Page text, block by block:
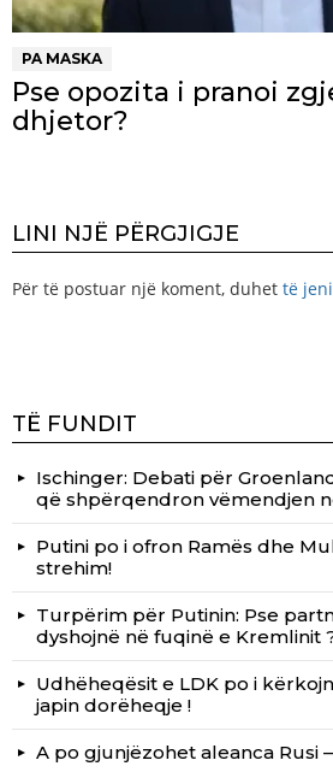
PA MASKA
Pse opozita i pranoi
dhjetor?
LINI NJË PËRGJIGJE
Për të postuar një koment, duhet të
TË FUNDIT
Ischinger: Debati për
që shpërqendron vëmendjen
Putini po i ofron Ramës dhe
strehim!
Turpërim për Putinin: Pse
dyshojnë në fuqinë e Kremlinit
Udhëheqësit e LDK po i
japin dorëheqje !
A po gjunjëzohet aleanca Rusi